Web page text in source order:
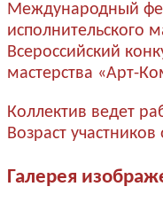
Международный
исполнительского
Всероссийский
мастерства «Арт-
Коллектив ведет
Возраст
Галерея